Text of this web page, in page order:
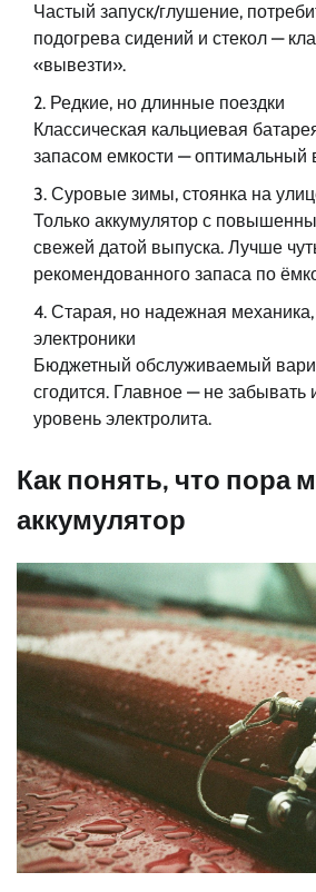
Частый запуск/глушение,
подогрева сидений и стекол —
«вывезти».
Редкие, но длинные поездки
Классическая кальциевая
запасом емкости — оптимальный
Суровые зимы, стоянка на
Только аккумулятор с
свежей датой выпуска. Лучше
рекомендованного запаса по
Старая, но надежная
электроники
Бюджетный обслуживаемый
сгодится. Главное — не забывать
уровень электролита.
Как понять, что пора
аккумулятор